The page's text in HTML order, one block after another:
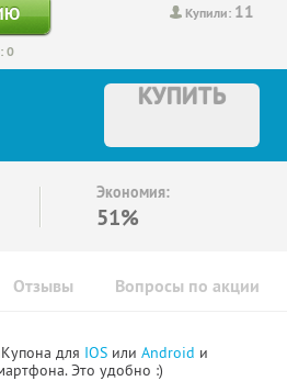
Купили: 11
0
КУПИТЬ
Экономия:
51%
Отзывы Вопросы по акции
для IOS или Android и
Это удобно :)